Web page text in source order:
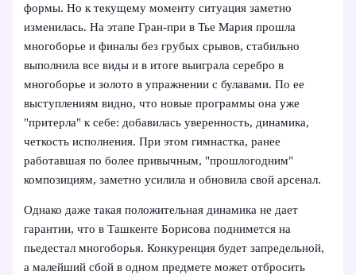
формы. Но к текущему моменту ситуация заметно
изменилась. На этапе Гран-при в Тье Мария прошла
многоборье и финалы без грубых срывов, стабильно
выполнила все виды и в итоге выиграла серебро в
многоборье и золото в упражнении с булавами. По ее
выступлениям видно, что новые программы она уже
"притерла" к себе: добавилась уверенность, динамика,
четкость исполнения. При этом гимнастка, ранее
работавшая по более привычным, "прошлогодним"
композициям, заметно усилила и обновила свой арсенал.
Однако даже такая положительная динамика не дает
гарантии, что в Ташкенте Борисова поднимется на
пьедестал многоборья. Конкуренция будет запредельной,
а малейший сбой в одном предмете может отбросить